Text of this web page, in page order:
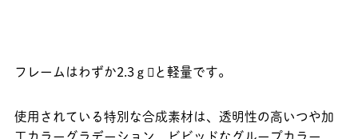
フレームはわずか2.3ｇと軽量です。
使用されている特別な合成素材は、透明性の高いつや加